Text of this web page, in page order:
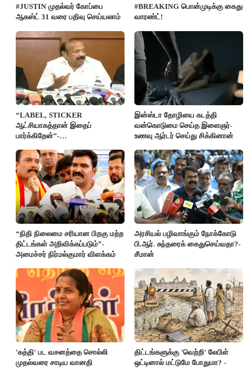
#JUSTIN முதல்வர் கோப்பை
ஆகஸ்ட் 31 வரை பதிவு செய்யலாம்
#BREAKING பொன்முடிக்கு கைது
வாரண்ட்!
“LABEL, STICKER
ஆட்சியாகத்தான் இதைப்
பார்க்கிறேன்”-
இன்ஸ்டா தோழியை கடத்தி
வன்கொடுமை செய்த இளைஞர்-
உணவு ஆர்டர் செய்து சிக்கினான்
“நிதி நிலைமை சரியான பிறகு மற்ற
திட்டங்கள் அறிவிக்கப்படும்”-
அமைச்சர் நிர்மல்குமார் விளக்கம்
அரசியல் பழிவாங்கும் நோக்கோடு
பி.ஆர். சுந்தரைக் கைதுசெய்வதா?-
சீமான்
'கத்தி' பட வசனத்தை சொல்லி
முதல்வரை சாடிய வானதி
திட்டங்களுக்கு 'வெற்றி' லேபிள்
ஒட்டினால் மட்டுமே போதுமா? -